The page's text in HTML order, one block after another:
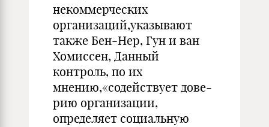
некоммерческих
организаций,указывают
также Бен-Нер, Гун и ван
Хомиссен, Данный
контроль, по их
мнению,«содействует дове­
рию организации,
определяет социальную